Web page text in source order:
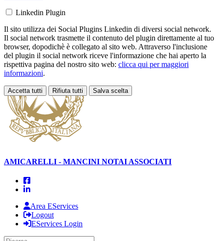
Linkedin Plugin
Il sito utilizza dei Social Plugins Linkedin di diversi social network.
Il social network trasmette il contenuto del plugin direttamente al tuo
browser, dopodichè è collegato al sito web. Attraverso l'inclusione
del plugin il social network riceve l'informazione che hai aperto la
rispettiva pagina del nostro sito web: clicca qui per maggiori
informazioni.
Accetta tutti Rifiuta tutti Salva scelta
Loading...
AMICARELLI - MANCINI NOTAI ASSOCIATI
Area EServices
Logout
EServices Login